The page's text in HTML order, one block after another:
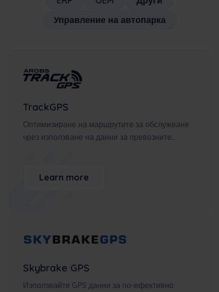
Управление на автопарка
TrackGPS
Оптимизиране на маршрутите за обслужване
чрез използване на данни за превозните...
Learn more
Skybrake GPS
Използвайте GPS данни за по-ефективно